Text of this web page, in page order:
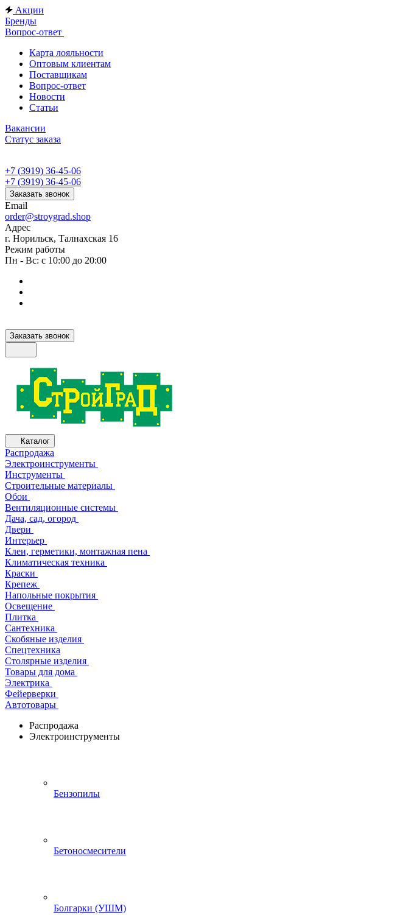
Акции
Бренды
Вопрос-ответ
Карта лояльности
Оптовым клиентам
Поставщикам
Вопрос-ответ
Новости
Статьи
Вакансии
Статус заказа
+7 (3919) 36-45-06
+7 (3919) 36-45-06
Заказать звонок
Email
order@stroygrad.shop
Адрес
г. Норильск, Талнахская 16
Режим работы
Пн - Вс: с 10:00 до 20:00
Заказать звонок
Каталог
Распродажа
Электроинструменты
Инструменты
Строительные материалы
Обои
Вентиляционные системы
Дача, сад, огород
Двери
Интерьер
Клеи, герметики, монтажная пена
Климатическая техника
Краски
Крепеж
Напольные покрытия
Освещение
Плитка
Сантехника
Скобяные изделия
Спецтехника
Столярные изделия
Товары для дома
Электрика
Фейерверки
Автотовары
Распродажа
Электроинструменты
Бензопилы
Бетоносмесители
Болгарки (УШМ)